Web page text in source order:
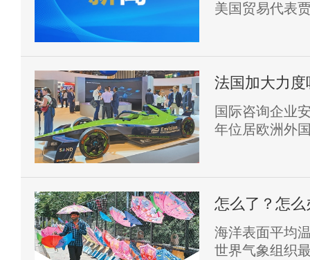
美国贸易代表
法国加大力
国际咨询企业
年位居欧洲外
怎么了？怎么
海洋表面平均
世界气象组织